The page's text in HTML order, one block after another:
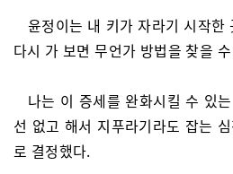
윤정이는 내 키가 자라기 시작한
다시 가 보면 무언가 방법을 찾을
나는 이 증세를 완화시킬 수 있
선 없고 해서 지푸라기라도 잡는
로 결정했다.